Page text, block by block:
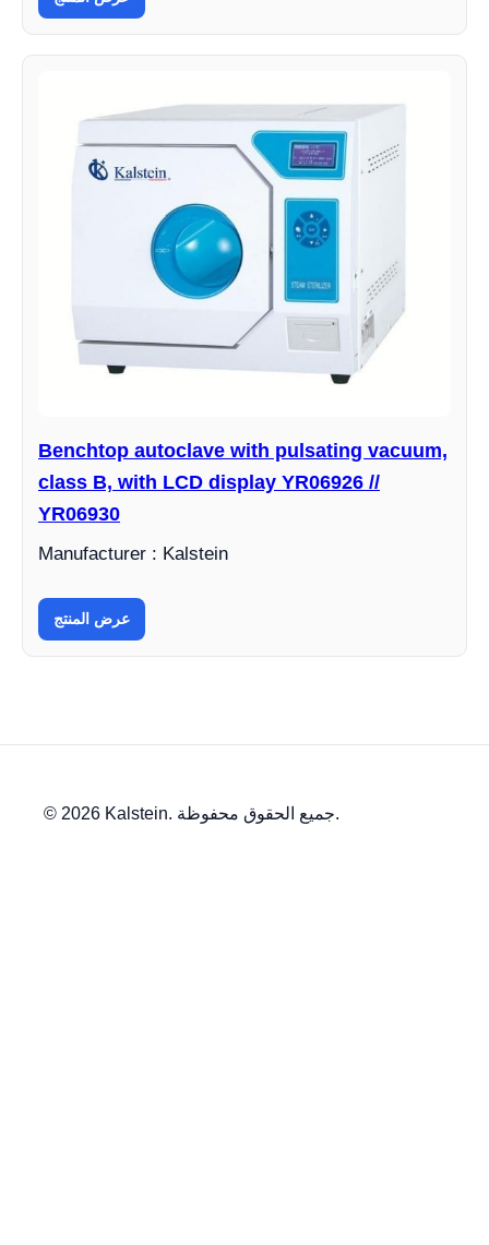
Benchtop autoclave with pulsating vacuum,
class B, with LCD display YR06926 //
YR06930
Manufacturer : Kalstein
عرض المنتج
© 2026 Kalstein. جميع الحقوق محفوظة.